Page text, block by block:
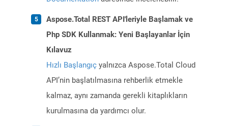
Aspose.Total REST API'leriyle Başlamak ve
Php SDK Kullanmak: Yeni Başlayanlar İçin
Kılavuz
Hızlı Başlangıç yalnızca Aspose.Total Cloud
API’nin başlatılmasına rehberlik etmekle
kalmaz, aynı zamanda gerekli kitaplıkların
kurulmasına da yardımcı olur.